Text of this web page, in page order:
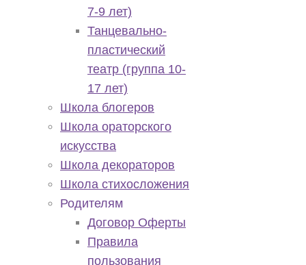
7-9 лет)
Танцевально-
пластический
театр (группа 10-
17 лет)
Школа блогеров
Школа ораторского
искусства
Школа декораторов
Школа стихосложения
Родителям
Договор Оферты
Правила
пользования